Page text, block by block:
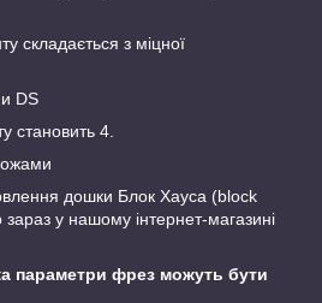
складається з міцної
DS
становить 4.
дошки Блок Хауса (block
у нашому інтернет-магазині
параметри фрез можуть бути